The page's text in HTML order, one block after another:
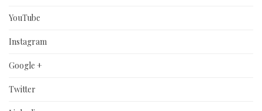
YouTube
Instagram
Google +
Twitter